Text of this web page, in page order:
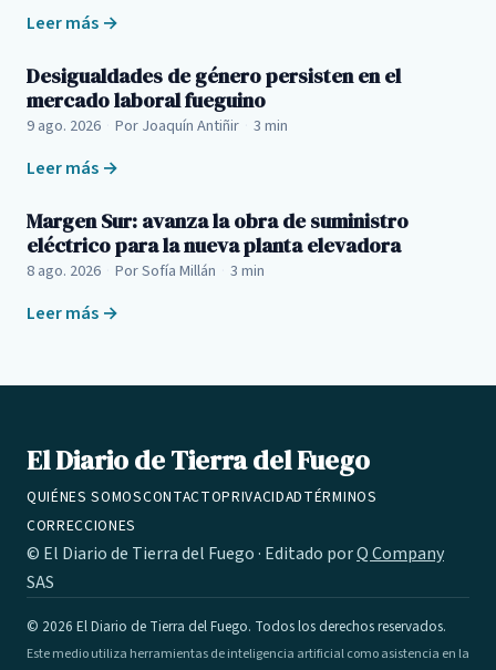
Leer más →
Desigualdades de género persisten en el
mercado laboral fueguino
9 ago. 2026 Por Joaquín Antiñir 3 min
Leer más →
Margen Sur: avanza la obra de suministro
eléctrico para la nueva planta elevadora
8 ago. 2026 Por Sofía Millán 3 min
Leer más →
El Diario de Tierra del Fuego
QUIÉNES SOMOSCONTACTOPRIVACIDADTÉRMINOS
CORRECCIONES
© El Diario de Tierra del Fuego · Editado porQ Company
SAS
© 2026 El Diario de Tierra del Fuego. Todos los derechos reservados.
Este medio utiliza herramientas de inteligencia artificial como asistencia en la